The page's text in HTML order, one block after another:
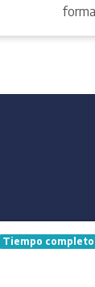
Tiempo parcial